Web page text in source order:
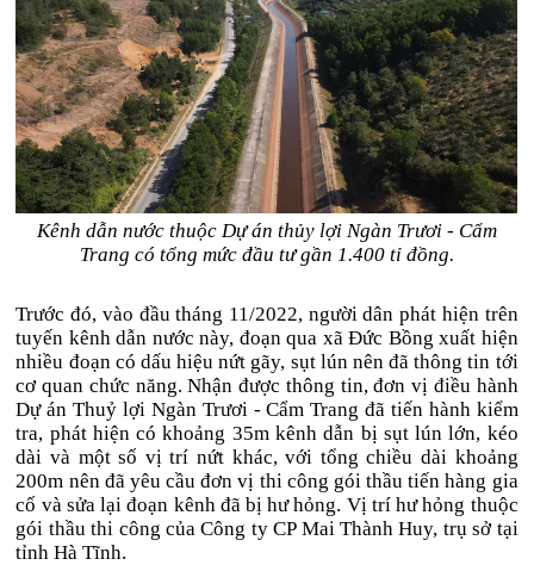
Kênh dẫn nước thuộc Dự án thủy lợi Ngàn Trươi - Cẩm
Trang có tổng mức đầu tư gần 1.400 tỉ đồng.
Trước đó, vào đầu tháng 11/2022, người dân phát hiện trên
tuyến kênh dẫn nước này, đoạn qua xã Đức Bồng xuất hiện
nhiều đoạn có dấu hiệu nứt gãy, sụt lún nên đã thông tin tới
cơ quan chức năng. Nhận được thông tin, đơn vị điều hành
Dự án Thuỷ lợi Ngàn Trươi - Cẩm Trang đã tiến hành kiểm
tra, phát hiện có khoảng 35m kênh dẫn bị sụt lún lớn, kéo
dài và một số vị trí nứt khác, với tổng chiều dài khoảng
200m nên đã yêu cầu đơn vị thi công gói thầu tiến hàng gia
cố và sửa lại đoạn kênh đã bị hư hỏng. Vị trí hư hỏng thuộc
gói thầu thi công của Công ty CP Mai Thành Huy, trụ sở tại
tỉnh Hà Tĩnh.